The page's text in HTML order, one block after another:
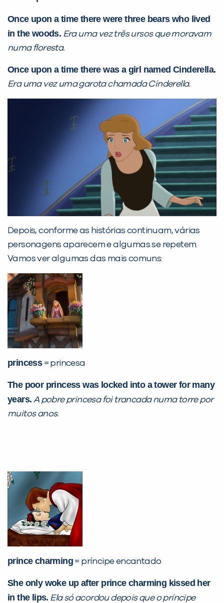
Once upon a time there were three bears who lived
in the woods. Era uma vez três ursos que moravam
numa floresta.
Once upon a time there was a girl named Cinderella.
Era uma vez uma garota chamada Cinderella.
Depois, conforme as histórias continuam, várias
personagens aparecem e algumas se repetem.
Vamos ver algumas das mais comuns:
princess= princesa
The poor princess was locked into a tower for many
years. A pobre princesa foi trancada numa torre por
muitos anos.
prince charming = príncipe encantado
She only woke up after prince charming kissed her
in the lips. Ela só acordou depois que o príncipe